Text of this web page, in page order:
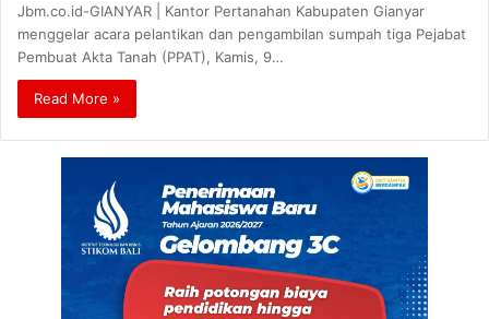
Jbm.co.id-GIANYAR | Kantor Pertanahan Kabupaten Gianyar
menggelar acara pelantikan dan pengambilan sumpah tiga Pejabat
Pembuat Akta Tanah (PPAT), Kamis, 9…
Read More »